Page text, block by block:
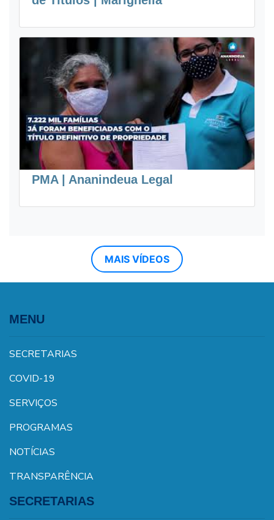
PMA | Ananindeua Legal
MAIS VÍDEOS
MENU
SECRETARIAS
COVID-19
SERVIÇOS
PROGRAMAS
NOTÍCIAS
TRANSPARÊNCIA
SECRETARIAS